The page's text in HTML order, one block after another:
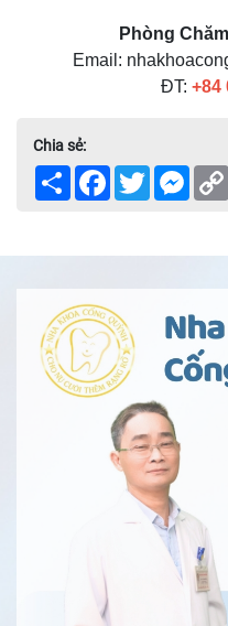
Phòng
Email:
ĐT: +84
Chia sẻ:
Share Facebook
Twitter